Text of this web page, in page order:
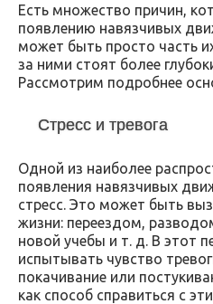
Есть множество причин,
появлению навязчивых
может быть просто часть
за ними стоят более
Рассмотрим подробнее
Стресс и тревога
Одной из наиболее
появления навязчивых
стресс. Это может быть
жизни: переездом,
новой учебы и т. д. В этот
испытывать чувство
покачивание или
как способ справиться с